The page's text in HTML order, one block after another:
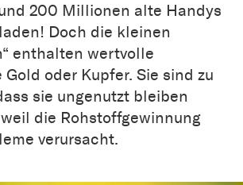
200 Millionen alte Handys
Doch die kleinen
enthalten wertvolle
oder Kupfer. Sie sind zu
sie ungenutzt bleiben
die Rohstoffgewinnung
verursacht.